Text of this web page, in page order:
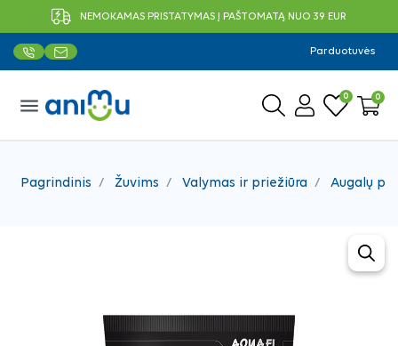
NEMOKAMAS PRISTATYMAS Į PAŠTOMATĄ NUO 39 EUR
Parduotuvės
menu 0 0
Pagrindinis Žuvims Valymas ir priežiūra Augalų